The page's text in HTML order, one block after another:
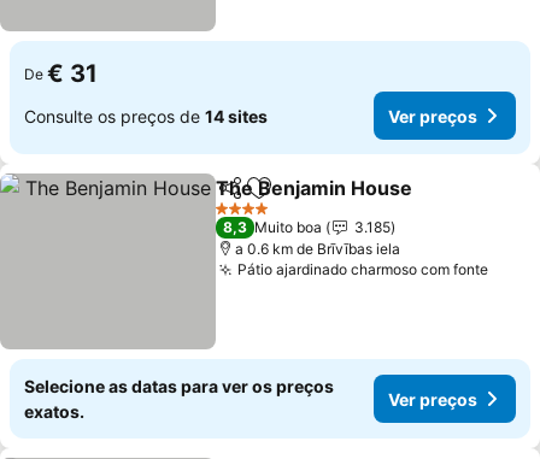
De € 31
Consulte os preços de 14 sites Ver preços
PartilharAdicionar aos favoritos
The Benjamin House
4 Estrelas
8,3 Muito boa
3.185
a 0.6 km de Brīvības iela
Pátio ajardinado charmoso com fonte
Selecione as datas para ver os preços
exatos.
Ver preços